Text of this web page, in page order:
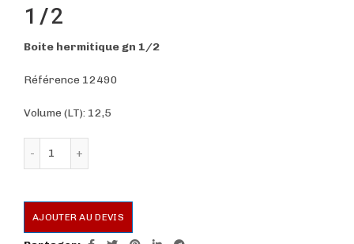
1/2
Boite hermitique gn 1/2
Référence 12490
Volume (LT): 12,5
AJOUTER AU DEVIS